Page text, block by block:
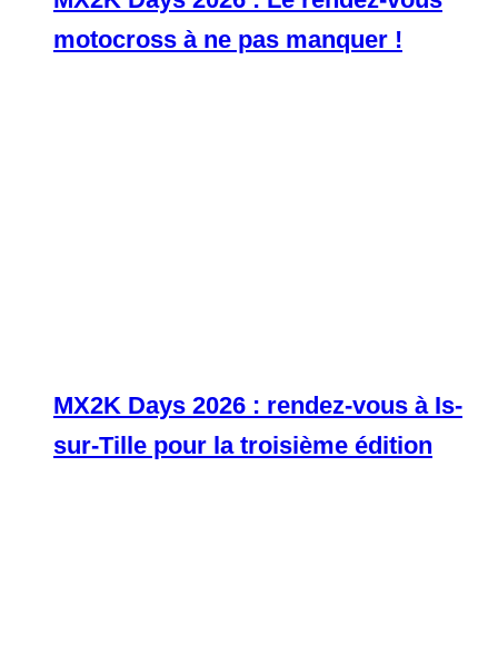
motocross à ne pas manquer !
MX2K Days 2026 : rendez-vous à Is-
sur-Tille pour la troisième édition